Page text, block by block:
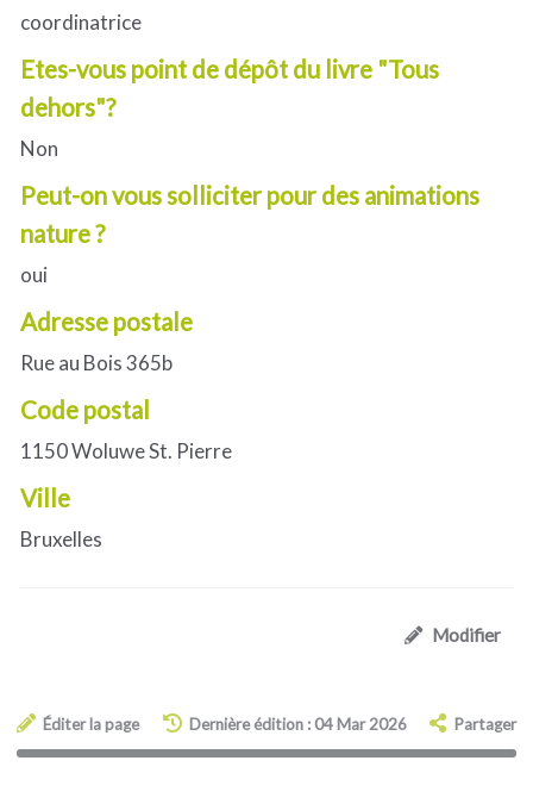
coordinatrice
Etes-vous point de dépôt du livre "Tous
dehors"?
Non
Peut-on vous solliciter pour des animations
nature ?
oui
Adresse postale
Rue au Bois 365b
Code postal
1150 Woluwe St. Pierre
Ville
Bruxelles
Modifier
Éditer la page Dernière édition : 04 Mar 2026 Partager